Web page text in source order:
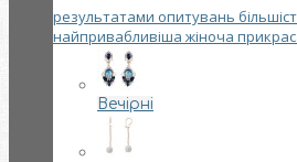
результатами опитувань
найпривабливіша жіноча
Вечірні